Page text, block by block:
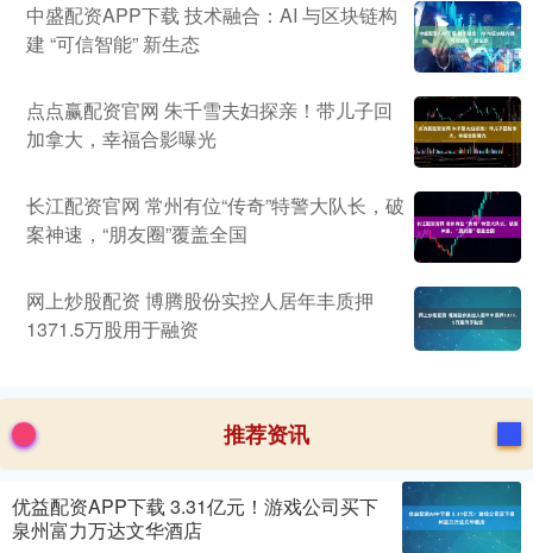
中盛配资APP下载 技术融合：AI 与区块链构
建 “可信智能” 新生态
点点赢配资官网 朱千雪夫妇探亲！带儿子回
加拿大，幸福合影曝光
长江配资官网 常州有位“传奇”特警大队长，破
案神速，“朋友圈”覆盖全国
网上炒股配资 博腾股份实控人居年丰质押
1371.5万股用于融资
推荐资讯
优益配资APP下载 3.31亿元！游戏公司买下
泉州富力万达文华酒店